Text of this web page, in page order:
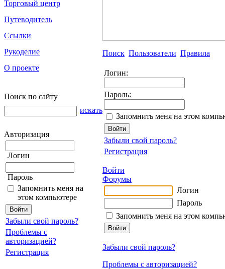
Торговый центр
Путеводитель
Ссылки
Рукоделие
О проекте
Поиск по сайту
искать
Авторизация
Логин
Пароль
Запомнить меня на
этом компьютере
Забыли свой пароль?
Проблемы с
авторизацией?
Регистрация
Поиск Пользователи Правила
Логин:
Пароль:
Запомнить меня на этом
Забыли свой пароль?
Регистрация
Войти
Форумы
Логин
Пароль
Запомнить меня на этом
Забыли свой пароль?
Проблемы с авторизацией?